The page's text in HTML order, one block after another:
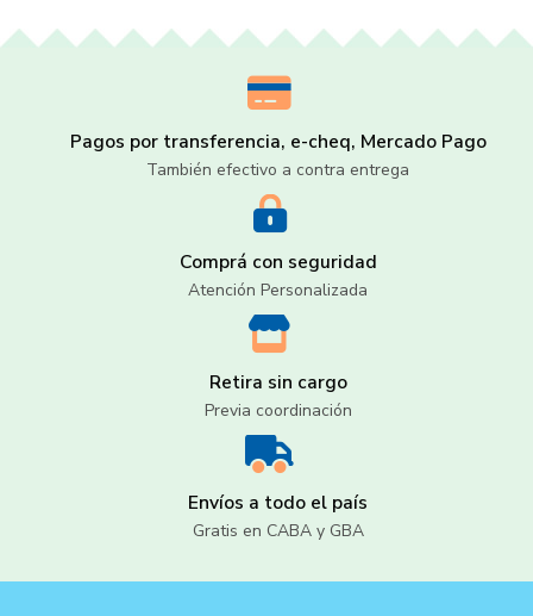
Pagos por transferencia, e-cheq, Mercado Pago
También efectivo a contra entrega
Comprá con seguridad
Atención Personalizada
Retira sin cargo
Previa coordinación
Envíos a todo el país
Gratis en CABA y GBA